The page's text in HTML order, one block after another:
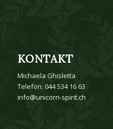
KONTAKT
Michaela Ghisletta
Telefon: 044 534 16 63
info@unicorn-spirit.ch